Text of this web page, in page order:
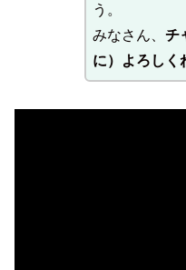
う。
みなさん、 チ
に）よろしく